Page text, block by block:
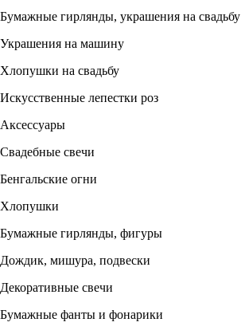
Бумажные гирлянды, украшения на свадьбу
Украшения на машину
Хлопушки на свадьбу
Искусственные лепестки роз
Аксессуары
Свадебные свечи
Бенгальские огни
Хлопушки
Бумажные гирлянды, фигуры
Дождик, мишура, подвески
Декоративные свечи
Бумажные фанты и фонарики